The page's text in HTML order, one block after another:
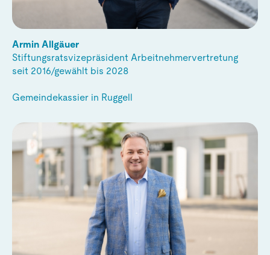
Armin Allgäuer
Stiftungsratsvizepräsident Arbeitnehmervertretung
seit 2016/gewählt bis 2028
Gemeindekassier in Ruggell